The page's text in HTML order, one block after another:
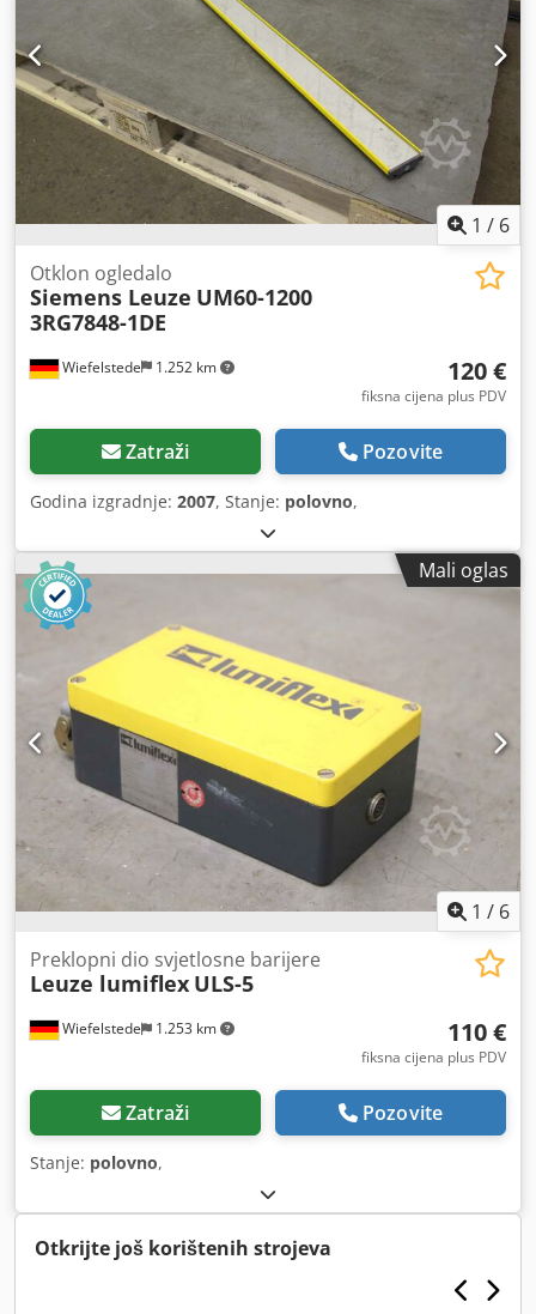
1 / 6
Wiefelstede 1.252 km
Otklon ogledalo
Siemens Leuze UM60-1200
3RG7848-1DE
120 €
fiksna cijena plus PDV
Zatraži Pozovite
Godina izgradnje: 2007, Stanje: polovno,
Mali oglas
1 / 6
Wiefelstede 1.253 km
Preklopni dio svjetlosne barijere
Leuze lumiflex ULS-5
110 €
fiksna cijena plus PDV
Zatraži Pozovite
Stanje: polovno,
Otkrijte još korištenih strojeva